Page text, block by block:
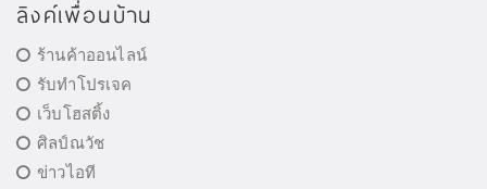
ลิงค์เพื่อนบ้าน
ร้านค้าออนไลน์
รับทำโปรเจค
เว็บโฮสติ้ง
ศิลป์ณวัช
ข่าวไอที